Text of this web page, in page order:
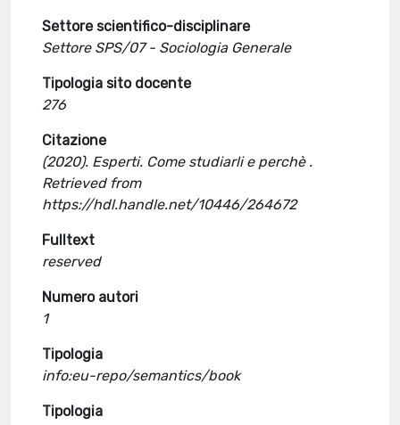
Settore scientifico-disciplinare
Settore SPS/07 - Sociologia Generale
Tipologia sito docente
276
Citazione
(2020). Esperti. Come studiarli e perchè .
Retrieved from
https://hdl.handle.net/10446/264672
Fulltext
reserved
Numero autori
1
Tipologia
info:eu-repo/semantics/book
Tipologia